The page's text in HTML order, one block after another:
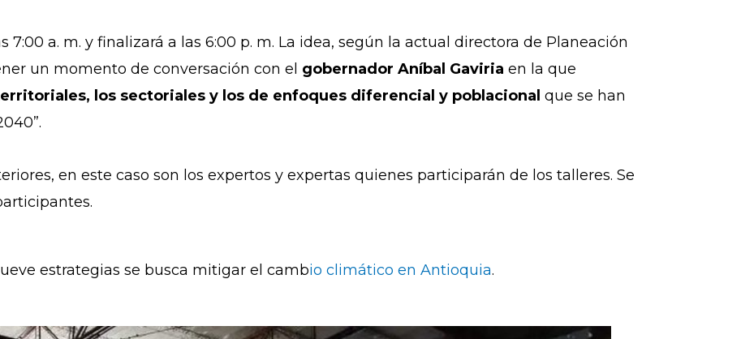
7:00 a. m. y finalizará a las 6:00 p. m. La idea, según la actual directora de Planeación
un momento de conversación con el gobernador Aníbal Gaviria en la que
los sectoriales y los de enfoques diferencial y poblacional que se han
en este caso son los expertos y expertas quienes participarán de los talleres. Se
estrategias se busca mitigar el cambio climático en Antioquia.